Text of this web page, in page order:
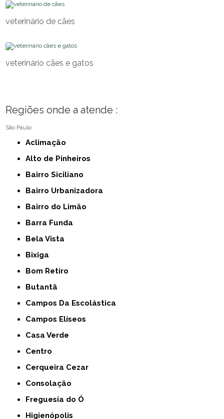
veterinário de cães
veterinário cães e gatos
Regiões onde a atende :
São Paulo
Aclimação
Alto de Pinheiros
Bairro Siciliano
Bairro Urbanizadora
Bairro do Limão
Barra Funda
Bela Vista
Bixiga
Bom Retiro
Butantã
Campos Da Escolástica
Campos Elíseos
Casa Verde
Centro
Cerqueira Cezar
Consolação
Freguesia do Ó
Higienópolis